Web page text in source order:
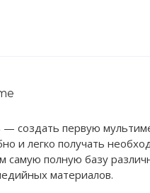
создать первую
и легко получать
самую полную базу
материалов.